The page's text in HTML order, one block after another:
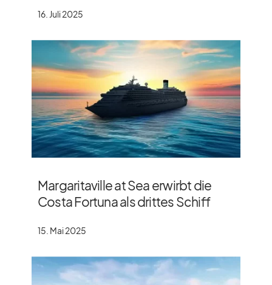
16. Juli 2025
Margaritaville at Sea erwirbt die
Costa Fortuna als drittes Schiff
15. Mai 2025